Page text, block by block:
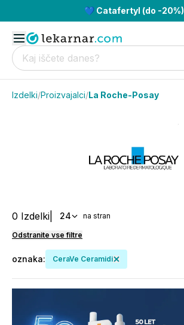
💙 Catafertyl (do -20%)
Izdelki/Proizvajalci/La Roche-Posay
0 Izdelki 24 na stran
Odstranite vse filtre
oznaka: CeraVe Ceramidi